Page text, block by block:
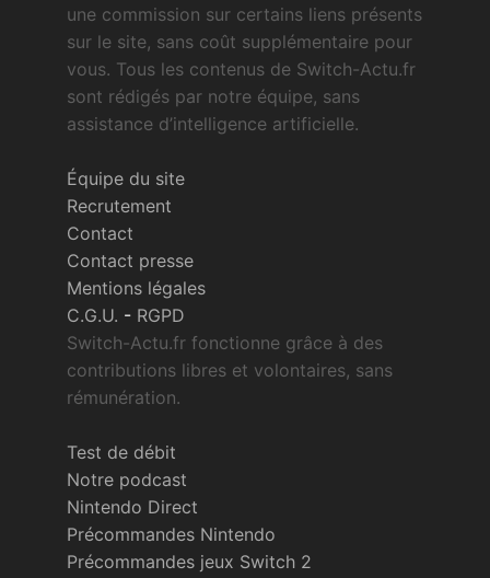
une commission sur certains liens présents
sur le site, sans coût supplémentaire pour
vous. Tous les contenus de Switch-Actu.fr
sont rédigés par notre équipe, sans
assistance d’intelligence artificielle.
Équipe du site
Recrutement
Contact
Contact presse
Mentions légales
C.G.U. - RGPD
Switch-Actu.fr fonctionne grâce à des
contributions libres et volontaires, sans
rémunération.
Test de débit
Notre podcast
Nintendo Direct
Précommandes Nintendo
Précommandes jeux Switch 2